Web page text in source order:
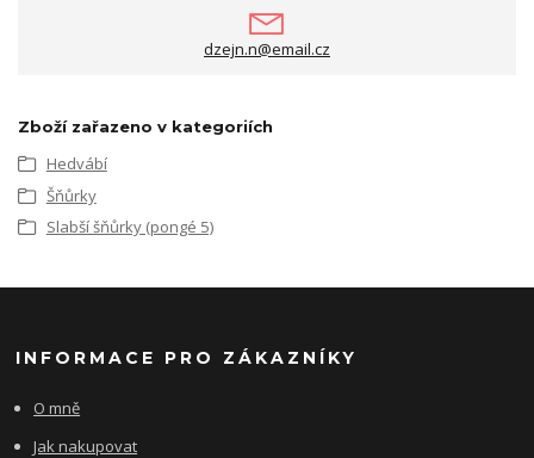
dzejn.n@email.cz
Zboží zařazeno v kategoriích
Hedvábí
Šňůrky
Slabší šňůrky (pongé 5)
INFORMACE PRO ZÁKAZNÍKY
O mně
Jak nakupovat